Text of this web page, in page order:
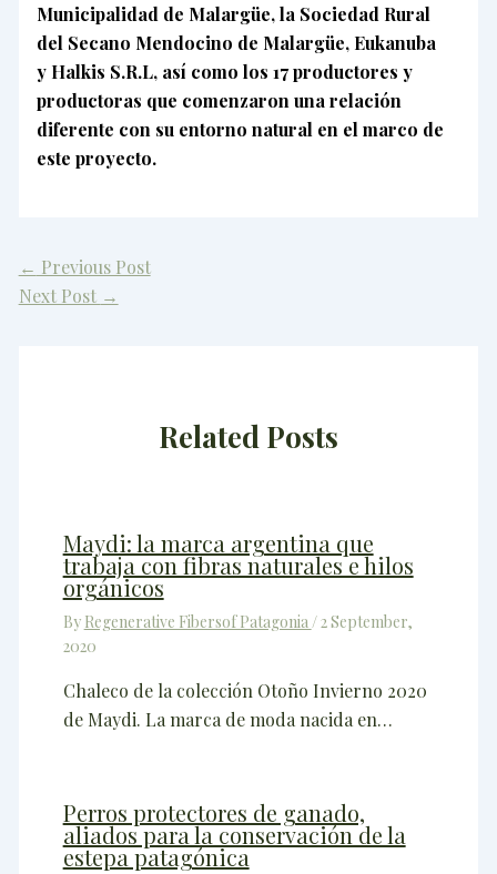
Municipalidad de Malargüe, la Sociedad Rural
del Secano Mendocino de Malargüe, Eukanuba
y Halkis S.R.L, así como los 17 productores y
productoras que comenzaron una relación
diferente con su entorno natural en el marco de
este proyecto.
← Previous Post
Next Post →
Related Posts
Maydi: la marca argentina que
trabaja con fibras naturales e hilos
orgánicos
By Regenerative Fibersof Patagonia/2 September,
2020
Chaleco de la colección Otoño Invierno 2020
de Maydi. La marca de moda nacida en…
Perros protectores de ganado,
aliados para la conservación de la
estepa patagónica